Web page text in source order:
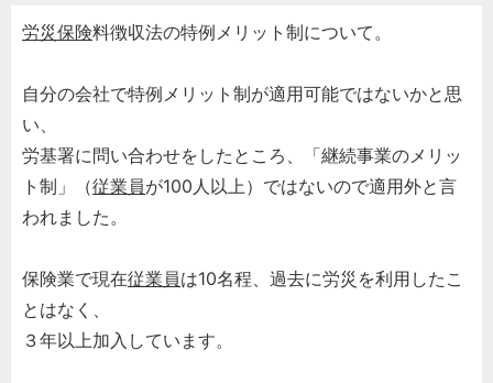
労災保険料徴収法の特例メリット制について。
自分の会社で特例メリット制が適用可能ではないかと思
い、
労基署に問い合わせをしたところ、「継続事業のメリッ
ト制」（従業員が100人以上）ではないので適用外と言
われました。
保険業で現在従業員は10名程、過去に労災を利用したこ
とはなく、
３年以上加入しています。